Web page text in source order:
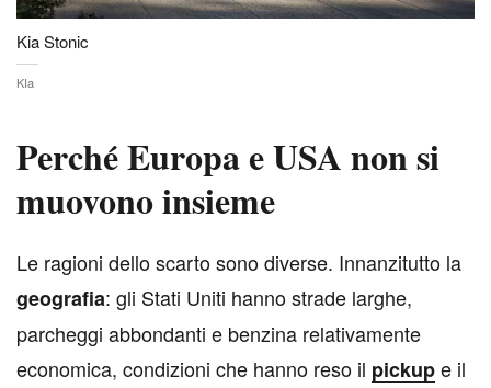
Kia Stonic
KIa
Perché Europa e USA non si
muovono insieme
Le ragioni dello scarto sono diverse. Innanzitutto la
geografia: gli Stati Uniti hanno strade larghe,
parcheggi abbondanti e benzina relativamente
economica, condizioni che hanno reso il pickupe il